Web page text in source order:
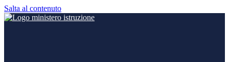
Salta al contenuto